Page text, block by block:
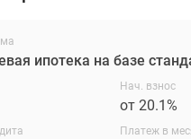
ипотека на базе
Нач. взнос
от 20.1%
Платеж в